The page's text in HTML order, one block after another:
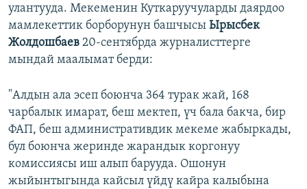
улантууда. Мекеменин Куткаруучуларды даярдоо
мамлекеттик борборунун башчысы Ырысбек
Жолдошбаев 20-сентябрда журналисттерге
мындай маалымат берди:
"Алдын ала эсеп боюнча 364 турак жай, 168
чарбалык имарат, беш мектеп, үч бала бакча, бир
ФАП, беш административдик мекеме жабыркады,
бул боюнча жеринде жарандык коргонуу
комиссиясы иш алып барууда. Ошонун
жыйынтыгында кайсыл үйдү кайра калыбына